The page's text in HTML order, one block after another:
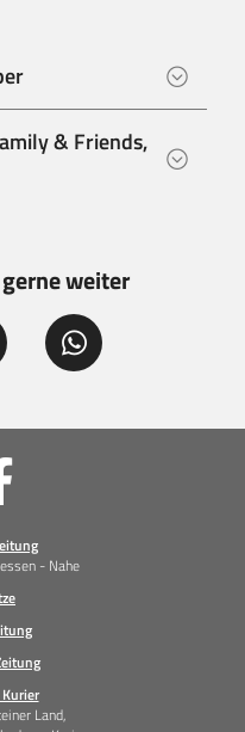
& Friends,
weiter
- Nahe
Land,